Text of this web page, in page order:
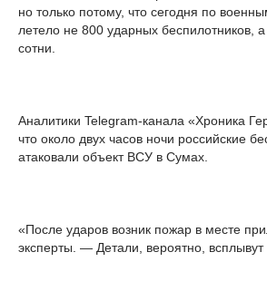
но только потому, что сегодня по
летело не 800 ударных беспилотников,
сотни.
Аналитики Telegram-канала «Хроника
что около двух часов ночи российские
атаковали объект ВСУ в Сумах.
«После ударов возник пожар в месте
эксперты. — Детали, вероятно, всплывут